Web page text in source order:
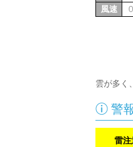
風速 0
雲が多く
 警
雷注